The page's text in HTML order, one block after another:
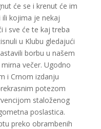
će se i krenut će im
ili kojima je nekaj
i sve će te kaj treba
u Klubu gledajući
borbu u našem
večer. Ugodno
i Crnom izdanju
potezom
staloženog
poslastica.
preko obrambenih